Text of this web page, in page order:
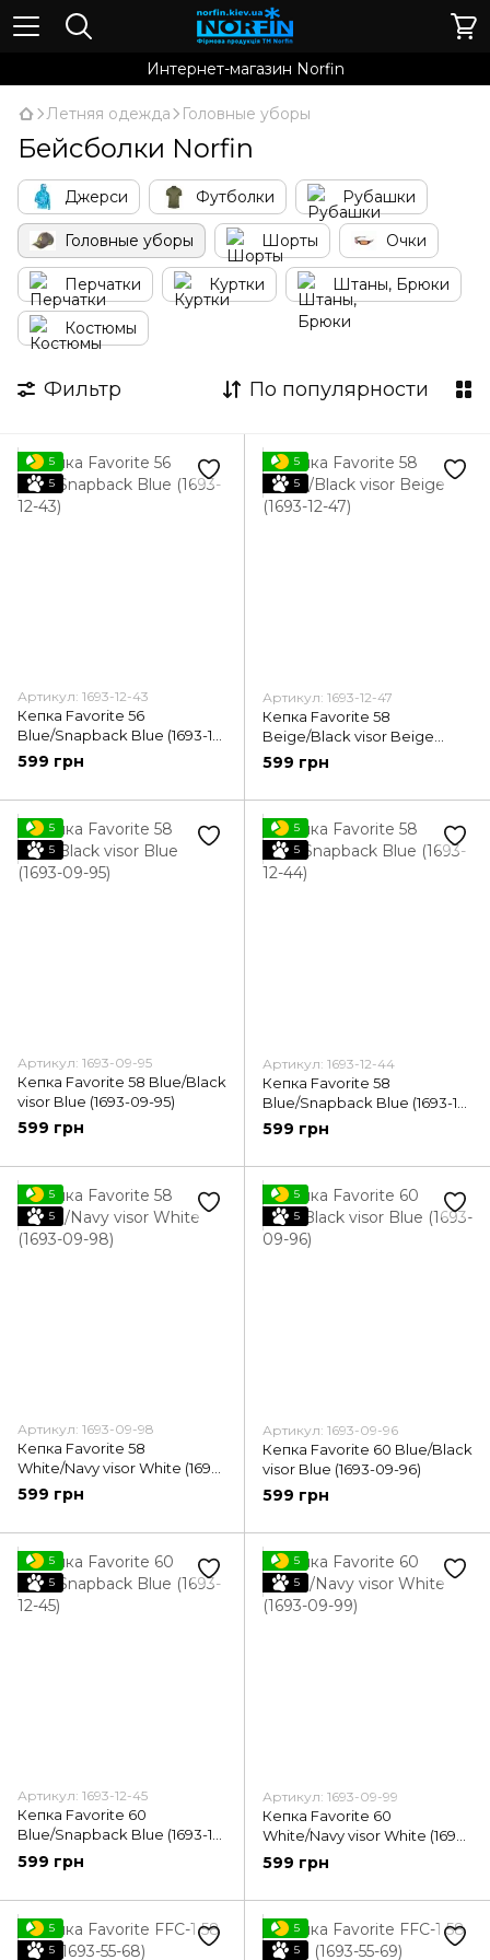
Интернет-магазин Norfin
Летняя одежда Головные уборы
Бейсболки Norfin
Джерси Футболки Рубашки
Головные уборы Шорты Очки
Перчатки Куртки Штаны, Брюки
Костюмы
Фильтр По популярности
5
5
Артикул: 1693-12-43
Кепка Favorite 56
Blue/Snapback Blue (1693-12-
43)
599 грн
5
5
Артикул: 1693-12-47
Кепка Favorite 58
Beige/Black visor Beige
(1693-12-47)
599 грн
5
5
Артикул: 1693-09-95
Кепка Favorite 58 Blue/Black
visor Blue (1693-09-95)
599 грн
5
5
Артикул: 1693-12-44
Кепка Favorite 58
Blue/Snapback Blue (1693-12-
44)
599 грн
5
5
Артикул: 1693-09-98
Кепка Favorite 58
White/Navy visor White (1693-
09-98)
599 грн
5
5
Артикул: 1693-09-96
Кепка Favorite 60 Blue/Black
visor Blue (1693-09-96)
599 грн
5
5
Артикул: 1693-12-45
Кепка Favorite 60
Blue/Snapback Blue (1693-12-
45)
599 грн
5
5
Артикул: 1693-09-99
Кепка Favorite 60
White/Navy visor White (1693-
09-99)
599 грн
5
5
5
5